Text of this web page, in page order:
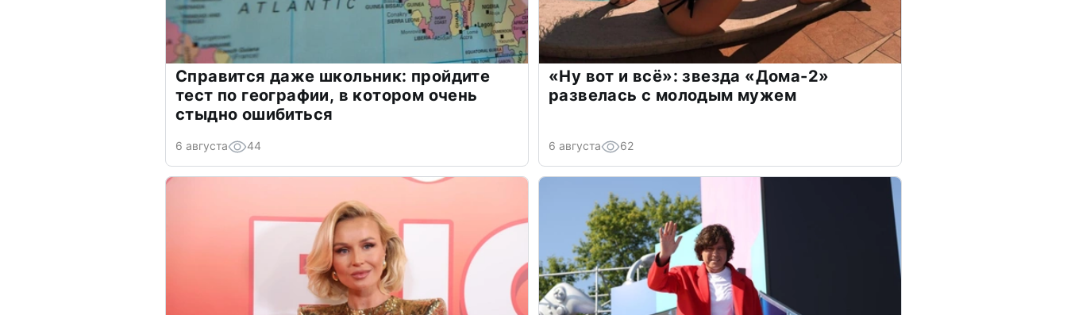
Справится даже школьник: пройдите
тест по географии, в котором очень
стыдно ошибиться
6 августа 44
«Ну вот и всё»: звезда «Дома-2»
развелась с молодым мужем
6 августа 62